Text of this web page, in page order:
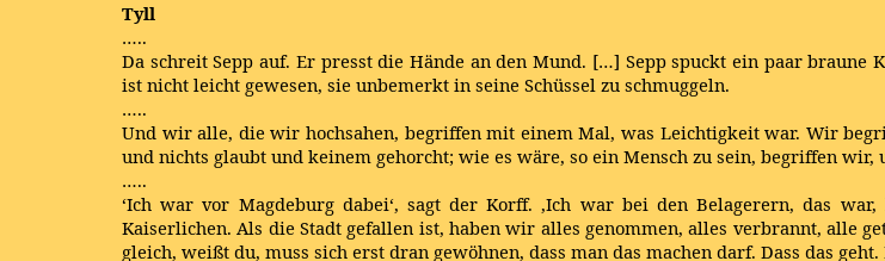
Tyll
…..
Da schreit Sepp auf. Er presst die Hände an den Mund. […] Sepp spuckt ein paar braune
ist nicht leicht gewesen, sie unbemerkt in seine Schüssel zu schmuggeln.
…..
Und wir alle, die wir hochsahen, begriffen mit einem Mal, was Leichtigkeit war. Wir
und nichts glaubt und keinem gehorcht; wie es wäre, so ein Mensch zu sein, begriffen
…..
‘Ich war vor Magdeburg dabei‘, sagt der Korff. ‚Ich war bei den Belagerern, das
Kaiserlichen. Als die Stadt gefallen ist, haben wir alles genommen, alles verbrannt, alle
gleich, weißt du, muss sich erst dran gewöhnen, dass man das machen darf. Dass das